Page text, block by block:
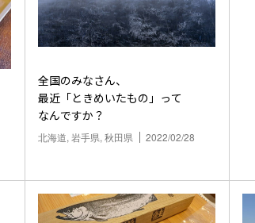
全国のみなさん、
最近「ときめいたもの」って
なんですか？
北海道, 岩手県, 秋田県 2022/02/28